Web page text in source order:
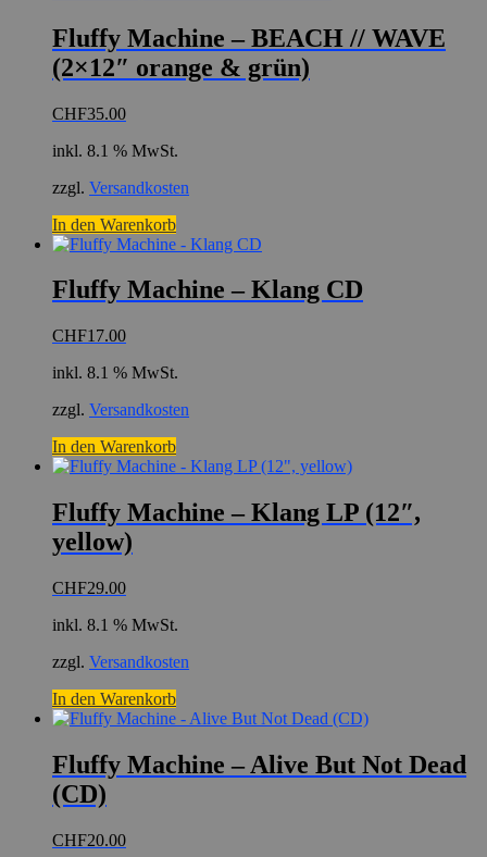
Fluffy Machine – BEACH // WAVE
(2×12″ orange & grün)
CHF35.00
inkl. 8.1 % MwSt.
zzgl. Versandkosten
In den Warenkorb
Fluffy Machine – Klang CD
CHF17.00
inkl. 8.1 % MwSt.
zzgl. Versandkosten
In den Warenkorb
Fluffy Machine – Klang LP (12″,
yellow)
CHF29.00
inkl. 8.1 % MwSt.
zzgl. Versandkosten
In den Warenkorb
Fluffy Machine – Alive But Not Dead
(CD)
CHF20.00